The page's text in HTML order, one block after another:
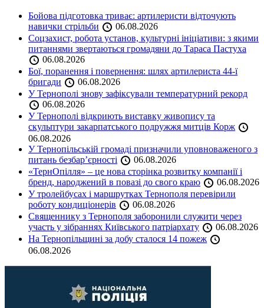
Бойова підготовка триває: артилеристи відточують
навички стрільби
06.08.2026
Соцзахист, робота установ, культурні ініціативи: з якими
питаннями звертаються громадяни до Тараса Пастуха
06.08.2026
Бої, поранення і повернення: шлях артилериста 44-ї
бригади
06.08.2026
У Тернополі знову зафіксували температурний рекорд
06.08.2026
У Тернополі відкриють виставку живопису та
скульптури закарпатського подружжя митців Корж
06.08.2026
У Тернопільській громаді призначили уповноваженого з
питань безбар’єрності
06.08.2026
«ТернОпілля» – це нова сторінка розвитку компанії і
бренд, народжений в повазі до свого краю
06.08.2026
У тролейбусах і маршрутках Тернополя перевірили
роботу кондиціонерів
06.08.2026
Священнику з Тернополя заборонили служити через
участь у зібраннях Київського патріархату
06.08.2026
На Тернопільщині за добу сталося 14 пожеж
06.08.2026